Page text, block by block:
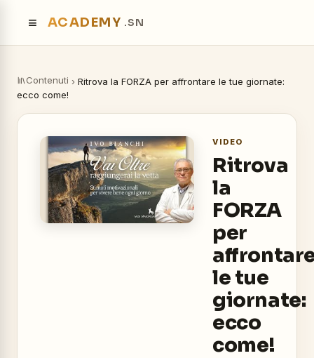
≡ ACADEMY .SN
Contenuti › Ritrova la FORZA per affrontare le tue giornate:
ecco come!
VIDEO
Ritrova
la
FORZA
per
le tue
giornate:
ecco
come!